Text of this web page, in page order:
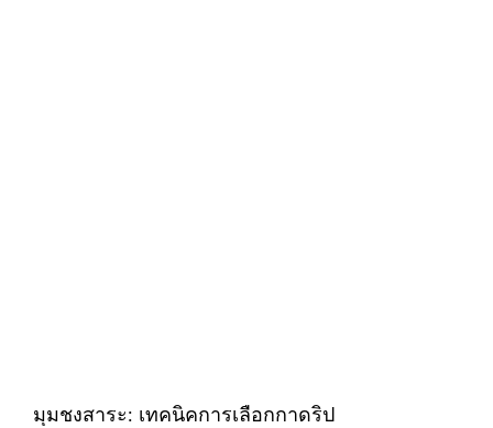
มุมชงสาระ: เทคนิคการเลือกกาดริป